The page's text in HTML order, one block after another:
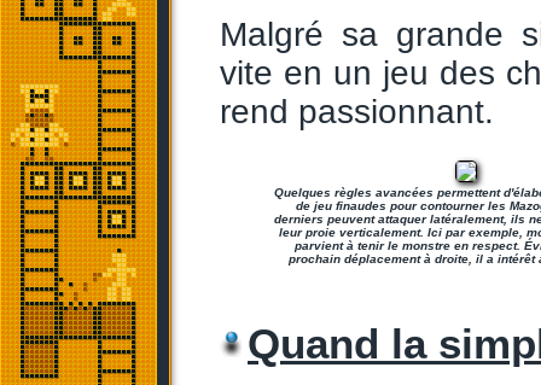
Malgré sa grande
vite en un jeu des
rend passionnant.
Quelques règles avancées permettent
de jeu finaudes pour contourner les
derniers peuvent attaquer latéralement, ils
leur proie verticalement. Ici par exemple,
parvient à tenir le monstre en respect.
prochain déplacement à droite, il a intérêt
Quand la